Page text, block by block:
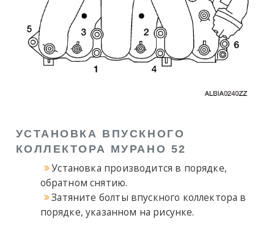
УСТАНОВКА ВПУСКНОГО
КОЛЛЕКТОРА МУРАНО 52
Установка производится в порядке,
обратном снятию.
Затяните болты впускного коллектора в
порядке, указанном на рисунке.